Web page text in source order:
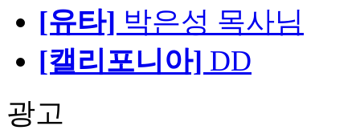
[유타] 박은성 목사님
[캘리포니아] DD
광고